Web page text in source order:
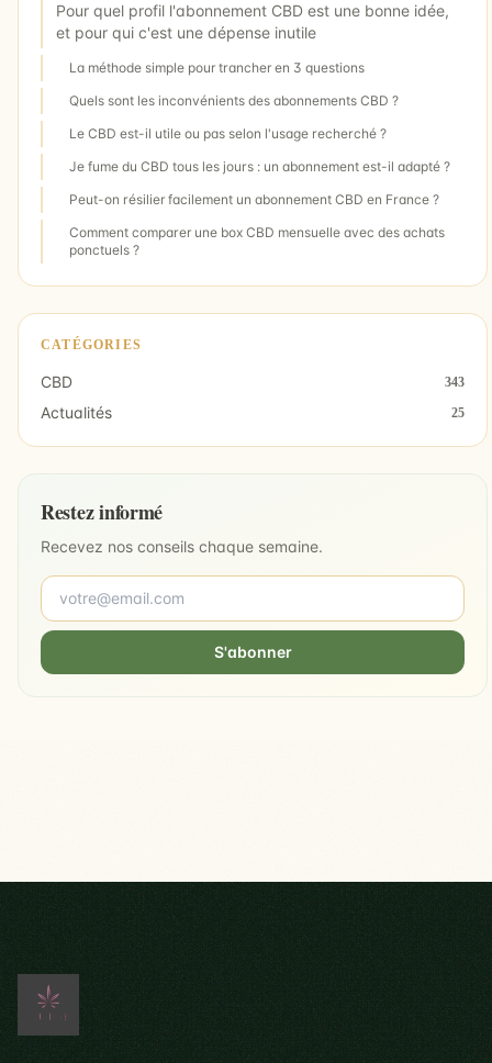
Pour quel profil l'abonnement CBD est une bonne idée,
et pour qui c'est une dépense inutile
La méthode simple pour trancher en 3 questions
Quels sont les inconvénients des abonnements CBD ?
Le CBD est-il utile ou pas selon l'usage recherché ?
Je fume du CBD tous les jours : un abonnement est-il adapté ?
Peut-on résilier facilement un abonnement CBD en France ?
Comment comparer une box CBD mensuelle avec des achats
ponctuels ?
CATÉGORIES
CBD 343
Actualités 25
Restez informé
Recevez nos conseils chaque semaine.
S'abonner